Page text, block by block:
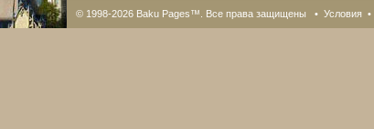
© 1998-2026 Baku Pages™. Все права защищены • Условия •